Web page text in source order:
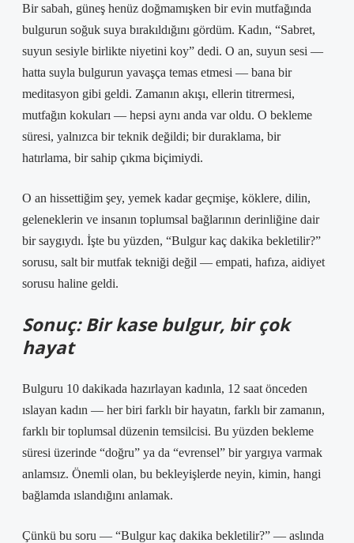
Bir sabah, güneş henüz doğmamışken bir evin mutfağında
bulgurun soğuk suya bırakıldığını gördüm. Kadın, “Sabret,
suyun sesiyle birlikte niyetini koy” dedi. O an, suyun sesi —
hatta suyla bulgurun yavaşça temas etmesi — bana bir
meditasyon gibi geldi. Zamanın akışı, ellerin titrermesi,
mutfağın kokuları — hepsi aynı anda var oldu. O bekleme
süresi, yalnızca bir teknik değildi; bir duraklama, bir
hatırlama, bir sahip çıkma biçimiydi.
O an hissettiğim şey, yemek kadar geçmişe, köklere, dilin,
geleneklerin ve insanın toplumsal bağlarının derinliğine dair
bir saygıydı. İşte bu yüzden, “Bulgur kaç dakika bekletilir?”
sorusu, salt bir mutfak tekniği değil — empati, hafıza, aidiyet
sorusu haline geldi.
Sonuç: Bir kase bulgur, bir çok
hayat
Bulguru 10 dakikada hazırlayan kadınla, 12 saat önceden
ıslayan kadın — her biri farklı bir hayatın, farklı bir zamanın,
farklı bir toplumsal düzenin temsilcisi. Bu yüzden bekleme
süresi üzerinde “doğru” ya da “evrensel” bir yargıya varmak
anlamsız. Önemli olan, bu bekleyişlerde neyin, kimin, hangi
bağlamda ıslandığını anlamak.
Çünkü bu soru — “Bulgur kaç dakika bekletilir?” — aslında